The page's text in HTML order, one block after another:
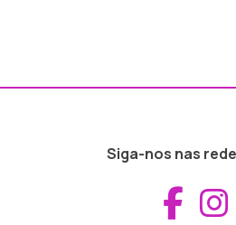
Siga-nos nas